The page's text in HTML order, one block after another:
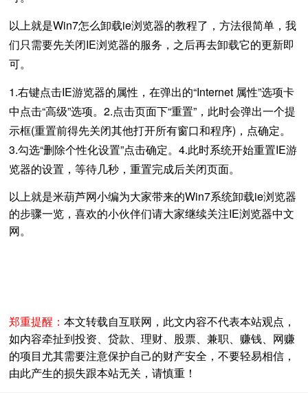
以上就是Win7怎么卸载ie浏览器的教程了，方法很简单，我
们只需要先关闭IE浏览器的服务，之后再去卸载它的更新即
可。
1.右键点击IE游览器的属性，在弹出的“Internet 属性”选项卡
中点击“高级”选项。2.点击页面下“重置”，此时会弹出一个提
示框(重置前得先关闭其他打开所有窗口和程序)，点确定。
3.勾选“删除个性化设置”点击确定。4.此时系统开始重置IE游
览器的设置，等待几秒，重置完成后关闭页面。
以上就是米葫芦网小编为大家带来的Win7系统卸载ie浏览器
的步骤一览，喜欢的小伙伴们请大家继续关注IE浏览器中文
网。
郑重提醒： 本文转载自互联网，此文内容不代表本站观点，
如内容牵扯到投资、贷款、理财、股票、兼职、赚钱、网赚
的项目尤其需要注意保护自己的财产安全，不要轻易相信，
由此产生的损失跟本站无关，请慎重！